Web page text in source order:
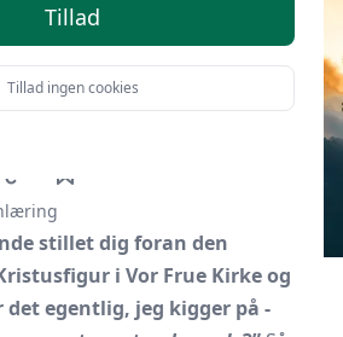
stillet dig foran den
i Vor Frue Kirke og
egentlig, jeg kigger på -
Tillad
Tillad ingen cookies